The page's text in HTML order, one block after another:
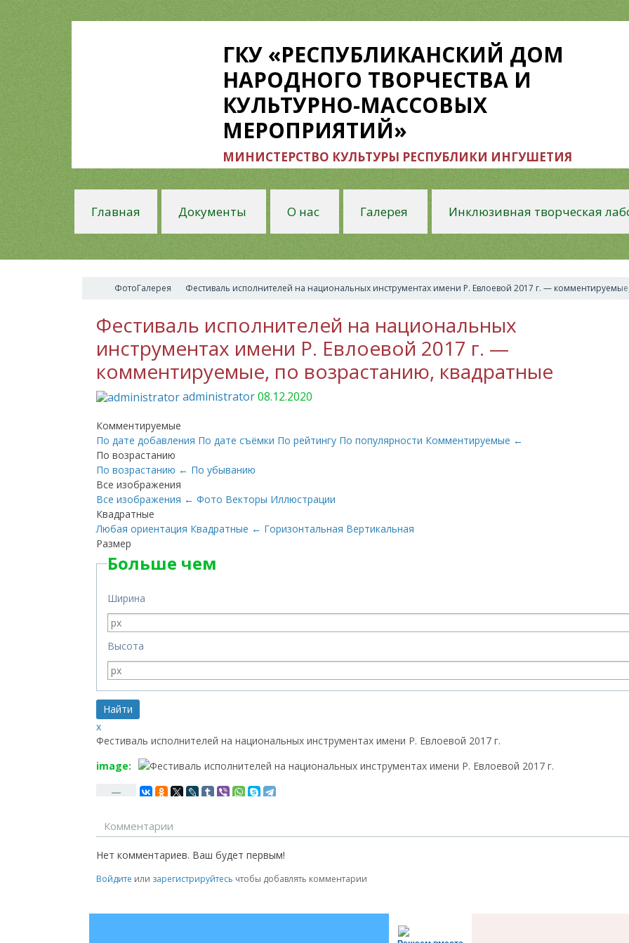
ГКУ «РЕСПУБЛИКАНСКИЙ ДОМ
НАРОДНОГО ТВОРЧЕСТВА И
КУЛЬТУРНО-МАССОВЫХ
МЕРОПРИЯТИЙ»
МИНИСТЕРСТВО КУЛЬТУРЫ РЕСПУБЛИКИ ИНГУШЕТИЯ
Главная Документы О нас Галерея Инклюзивная творческая
ФотоГалерея Фестиваль исполнителей на национальных инструментах имени Р. Евлоевой 2017 г. —
Фестиваль исполнителей на национальных
инструментах имени Р. Евлоевой 2017 г. —
комментируемые, по возрастанию, квадратные
administrator08.12.2020
Комментируемые
По дате добавления По дате съёмки По рейтингу По популярности Комментируемые ←
По возрастанию
По возрастанию ← По убыванию
Все изображения
Все изображения ← Фото Векторы Иллюстрации
Квадратные
Любая ориентация Квадратные ← Горизонтальная Вертикальная
Размер
Больше чем
Ширина
Высота
x
Фестиваль исполнителей на национальных инструментах имени Р. Евлоевой 2017 г.
image:
—
Комментарии
Нет комментариев. Ваш будет первым!
Войдите или зарегистрируйтесь чтобы добавлять комментарии